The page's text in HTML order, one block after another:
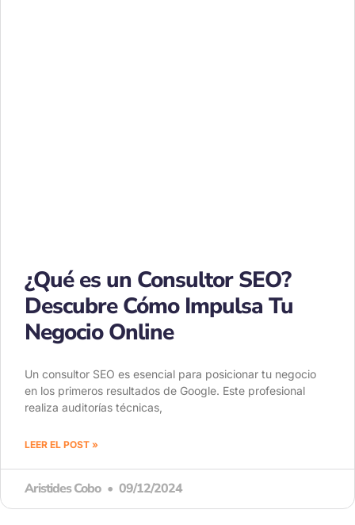
¿Qué es un Consultor SEO?
Descubre Cómo Impulsa Tu
Negocio Online
Un consultor SEO es esencial para posicionar tu negocio
en los primeros resultados de Google. Este profesional
realiza auditorías técnicas,
LEER EL POST »
Aristides Cobo 09/12/2024